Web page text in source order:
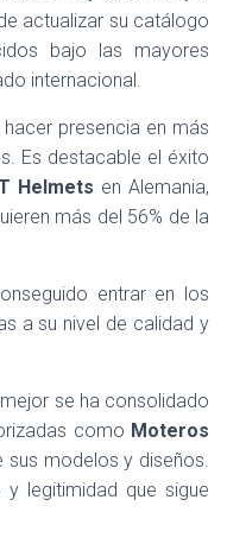
actualizar su catálogo
bajo las mayores
internacional.
presencia en más
Es destacable el éxito
Helmets en Alemania,
más del 56% de la
entrar en los
a su nivel de calidad y
se ha consolidado
como Moteros
modelos y diseños.
legitimidad que sigue